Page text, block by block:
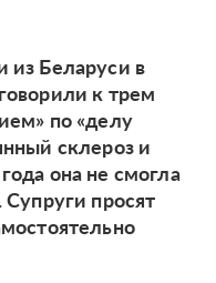
из Беларуси в
к трем
по «делу
склероз и
она не смогла
просят